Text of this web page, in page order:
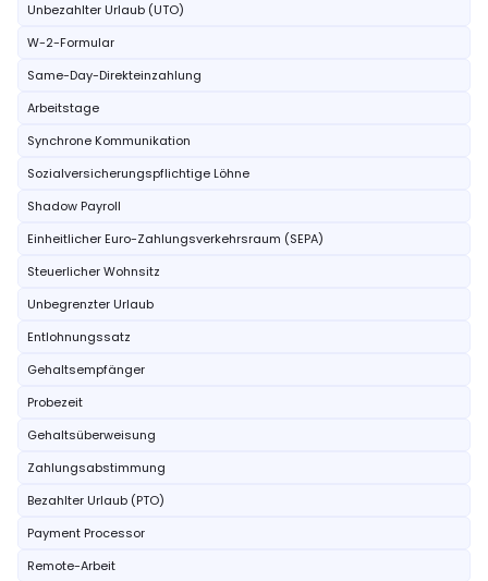
Unbezahlter Urlaub (UTO)
W-2-Formular
Same-Day-Direkteinzahlung
Arbeitstage
Synchrone Kommunikation
Sozialversicherungspflichtige Löhne
Shadow Payroll
Einheitlicher Euro-Zahlungsverkehrsraum (SEPA)
Steuerlicher Wohnsitz
Unbegrenzter Urlaub
Entlohnungssatz
Gehaltsempfänger
Probezeit
Gehaltsüberweisung
Zahlungsabstimmung
Bezahlter Urlaub (PTO)
Payment Processor
Remote-Arbeit